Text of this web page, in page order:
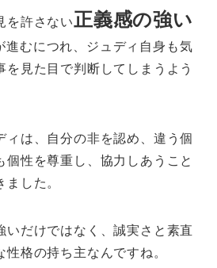
を許さない正義感の強い
進むにつれ、ジュディ自身も気
を見た目で判断してしまうよう
ィは、自分の非を認め、違う個
個性を尊重し、協力しあうこと
した。
いだけではなく、誠実さと素直
格の持ち主なんですね。